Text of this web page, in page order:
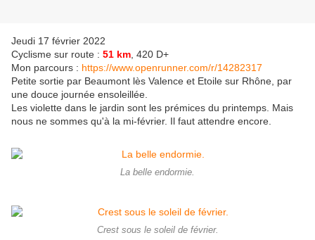
Jeudi 17 février 2022
Cyclisme sur route : 51 km , 420 D+
Mon parcours : https://www.openrunner.com/r/14282317
Petite sortie par Beaumont lès Valence et Etoile sur Rhône, par
une douce journée ensoleillée.
Les violette dans le jardin sont les prémices du printemps. Mais
nous ne sommes qu'à la mi-février. Il faut attendre encore.
La belle endormie.
Crest sous le soleil de février.